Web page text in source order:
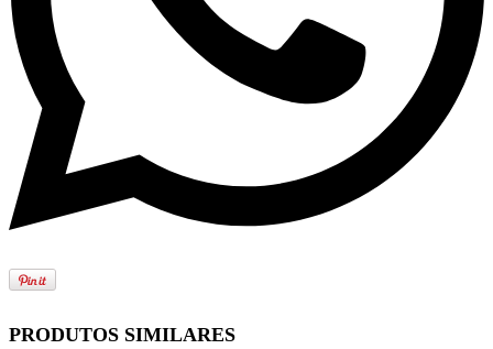
PRODUTOS SIMILARES